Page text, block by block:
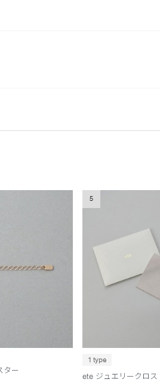
ター
5
1 type
ete ジュエリークロス